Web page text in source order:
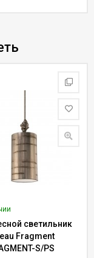
светильник
Fragment
S/PS